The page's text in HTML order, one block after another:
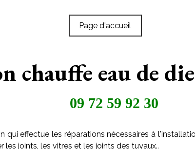
Page d'accueil
chauffe eau de
09 72 59 92 30
qui effectue les réparations nécessaires à
joints, les vitres et les joints des tuyaux..